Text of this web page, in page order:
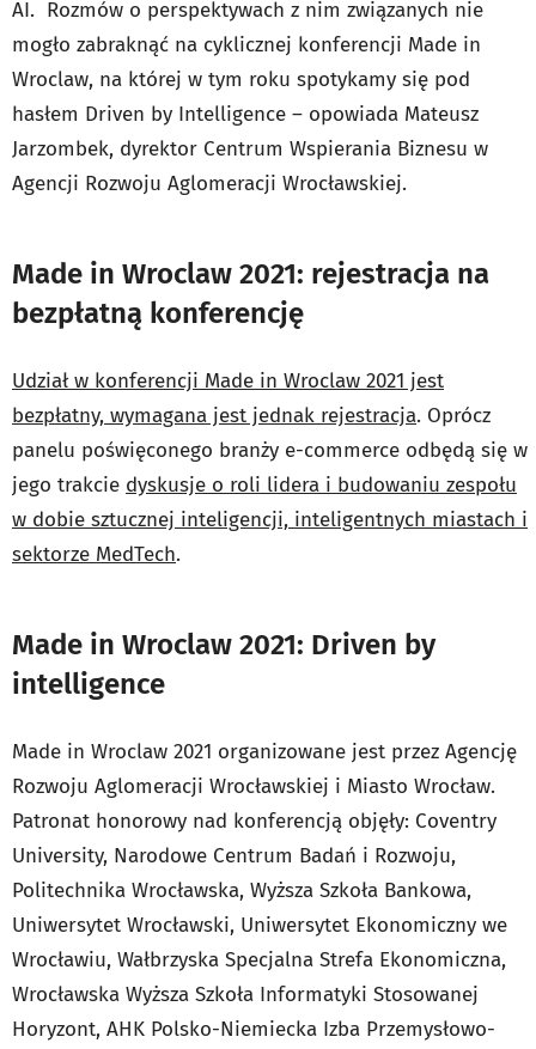
AI. Rozmów o perspektywach z nim związanych nie
mogło zabraknąć na cyklicznej konferencji Made in
Wroclaw, na której w tym roku spotykamy się pod
hasłem Driven by Intelligence – opowiada Mateusz
Jarzombek, dyrektor Centrum Wspierania Biznesu w
Agencji Rozwoju Aglomeracji Wrocławskiej.
Made in Wroclaw 2021: rejestracja na
bezpłatną konferencję
Udział w konferencji Made in Wroclaw 2021 jest
bezpłatny, wymagana jest jednak rejestracja. Oprócz
panelu poświęconego branży e-commerce odbędą się w
jego trakcie dyskusje o roli lidera i budowaniu zespołu
w dobie sztucznej inteligencji, inteligentnych miastach i
sektorze MedTech.
Made in Wroclaw 2021: Driven by
intelligence
Made in Wroclaw 2021 organizowane jest przez Agencję
Rozwoju Aglomeracji Wrocławskiej i Miasto Wrocław.
Patronat honorowy nad konferencją objęły: Coventry
University, Narodowe Centrum Badań i Rozwoju,
Politechnika Wrocławska, Wyższa Szkoła Bankowa,
Uniwersytet Wrocławski, Uniwersytet Ekonomiczny we
Wrocławiu, Wałbrzyska Specjalna Strefa Ekonomiczna,
Wrocławska Wyższa Szkoła Informatyki Stosowanej
Horyzont, AHK Polsko-Niemiecka Izba Przemysłowo-